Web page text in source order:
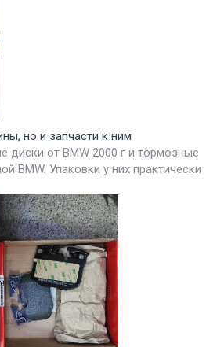
но и запчасти к ним
диски от BMW 2000 г и тормозные
BMW. Упаковки у них практически